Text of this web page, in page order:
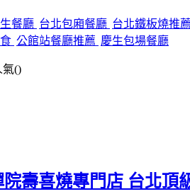
餐廳 台北包廂餐廳 台北鐵板燒推薦
公館站餐廳推薦 慶生包場餐廳
氣()
壽喜燒專門店 台北頂